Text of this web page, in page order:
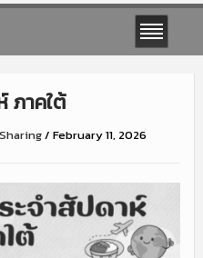
ภาคใต้
/ February 11, 2026